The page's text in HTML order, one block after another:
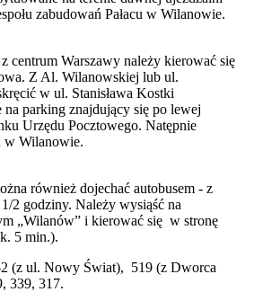
zabudowań Pałacu w Wilanowie.
centrum Warszawy należy kierować się
Z Al. Wilanowskiej lub ul.
w ul. Stanisława Kostki
na parking znajdujący się po lewej
Urzędu Pocztowego. Natępnie
w Wilanowie.
również dojechać autobusem - z
2 godziny. Należy wysiąść na
„Wilanów” i kierować się w stronę
5 min.).
(z ul. Nowy Świat), 519 (z Dworca
339, 317.